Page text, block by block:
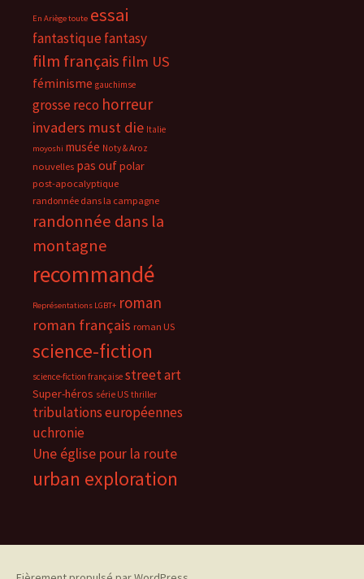
En Ariège toute essai
fantastiquefantasy
film français film US
féminisme gauchimse
grosse reco horreur
invaders must die Italie
moyoshi musée Noty & Aroz
nouvelles pas oufpolar
post-apocalyptique
randonnée dans la campagne
randonnée dans la
montagne
recommandé
Représentations LGBT+ roman
roman français roman US
science-fiction
science-fiction française street art
Super-héros série US thriller
tribulations européennes
uchronie
Une église pour la route
urban exploration